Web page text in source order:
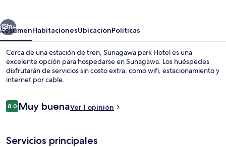
Siguiente
11+
ResumenHabitacionesUbicaciónPolíticas
Cerca de una estación de tren, Sunagawa park Hotel es una
excelente opción para hospedarse en Sunagawa. Los huéspedes
disfrutarán de servicios sin costo extra, como wifi, estacionamiento y
internet por cable.
Opiniones
8.08.0 de 10,
Muy buenaVer 1 opinión
Servicios principales